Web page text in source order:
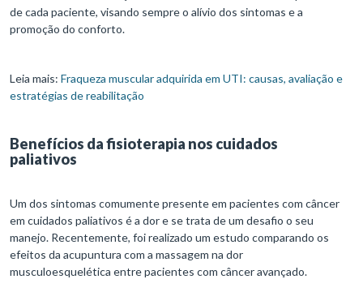
de cada paciente, visando sempre o alívio dos sintomas e a
promoção do conforto.
Leia mais: Fraqueza muscular adquirida em UTI: causas, avaliação e
estratégias de reabilitação
Benefícios da fisioterapia nos cuidados
paliativos
Um dos sintomas comumente presente em pacientes com câncer
em cuidados paliativos é a dor e se trata de um desafio o seu
manejo. Recentemente, foi realizado um estudo comparando os
efeitos da acupuntura com a massagem na dor
musculoesquelética entre pacientes com câncer avançado.